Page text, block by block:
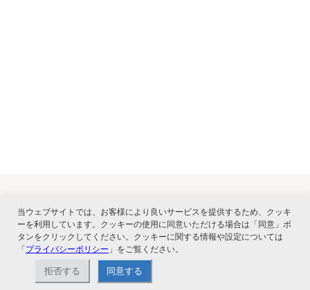
関連サービス
当ウェブサイトでは、お客様により良いサービスを提供するため、クッキ
ーを利用しています。クッキーの使用に同意いただける場合は「同意」ボ
タンをクリックしてください。クッキーに関する情報や設定については
「プライバシーポリシー 」をご覧ください。
拒否する 同意する